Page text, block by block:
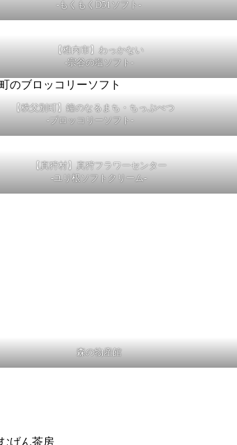
-もくもくD51ソフト-
【稚内市】わっかない
-宗谷の塩ソフト-
【秩父別町】鐘のなるまち・ちっぷべつ
-ブロッコリーソフト-
【真狩村】真狩フラワーセンター
-ユリ根ソフトクリーム-
森の物産館